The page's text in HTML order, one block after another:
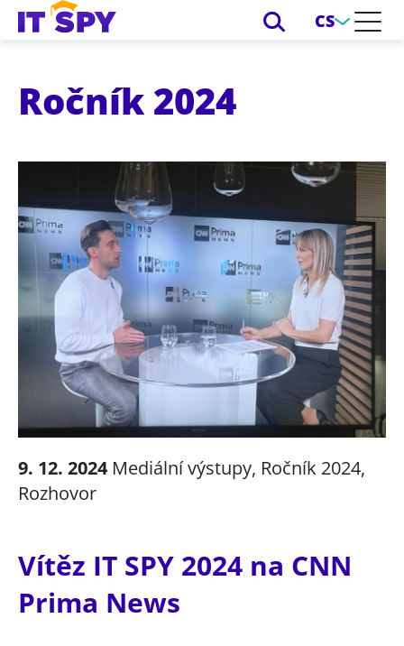
CS
Ročník 2024
9. 12. 2024 Mediální výstupy, Ročník 2024,
Rozhovor
Vítěz IT SPY 2024 na CNN
Prima News